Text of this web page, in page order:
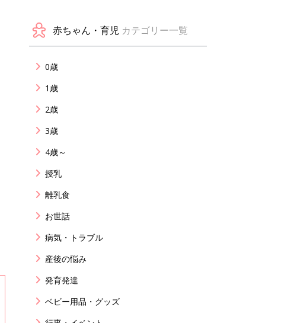
赤ちゃん・育児 カテゴリー一覧
0歳
1歳
2歳
3歳
4歳～
授乳
離乳食
お世話
病気・トラブル
産後の悩み
発育発達
ベビー用品・グッズ